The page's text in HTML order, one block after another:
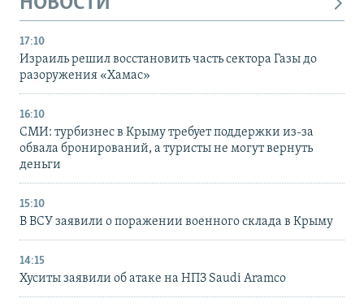
17:10
Израиль решил восстановить часть сектора Газы до
разоружения «Хамас»
16:10
СМИ: турбизнес в Крыму требует поддержки из-за
обвала бронирований, а туристы не могут вернуть
деньги
15:10
В ВСУ заявили о поражении военного склада в Крыму
14:15
Хуситы заявили об атаке на НПЗ Saudi Aramco